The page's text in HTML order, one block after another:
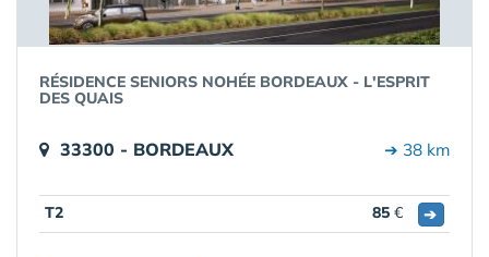
RÉSIDENCE SENIORS NOHÉE BORDEAUX - L'ESPRIT
DES QUAIS
33300 - BORDEAUX ➔ 38 km
T2 85 € ➔